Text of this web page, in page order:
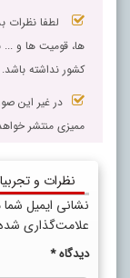
لطفا نظرات
ها، قومیت ها و ...
کشور نداشته باشد.
در غیر این
ممیزی منتشر
نظرات و
نشانی ایمیل
علامت‌گذاری
دیدگاه*